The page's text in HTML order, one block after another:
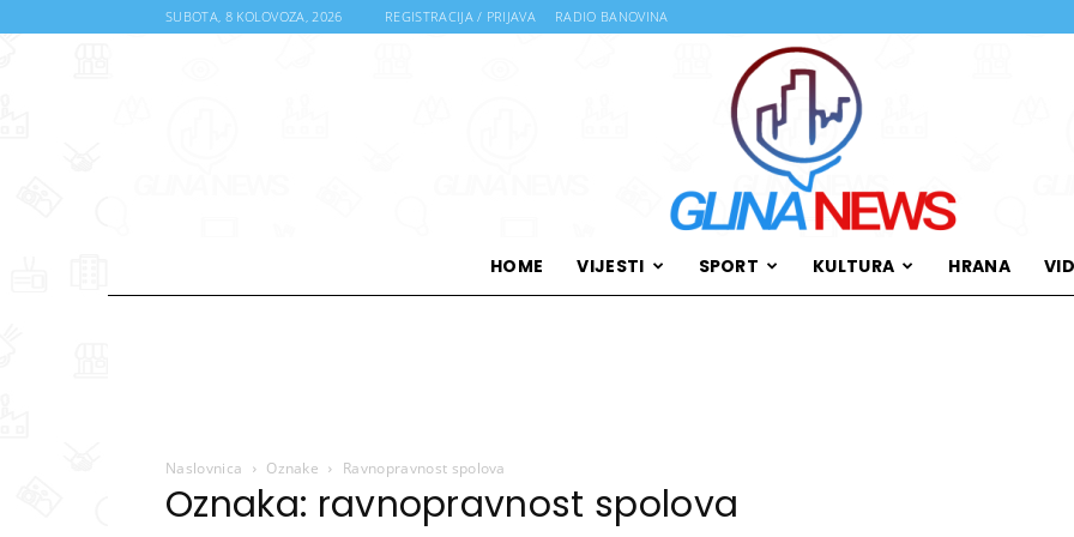
SUBOTA, 8 KOLOVOZA, 2026 REGISTRACIJA / PRIJAVA RADIO BANOVINA
HOME VIJESTI SPORT KULTURA HRANA
Naslovnica Oznake Ravnopravnost spolova
Oznaka: ravnopravnost spolova